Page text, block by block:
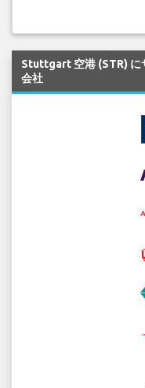
Stuttgart 空港 (STR) に
会社